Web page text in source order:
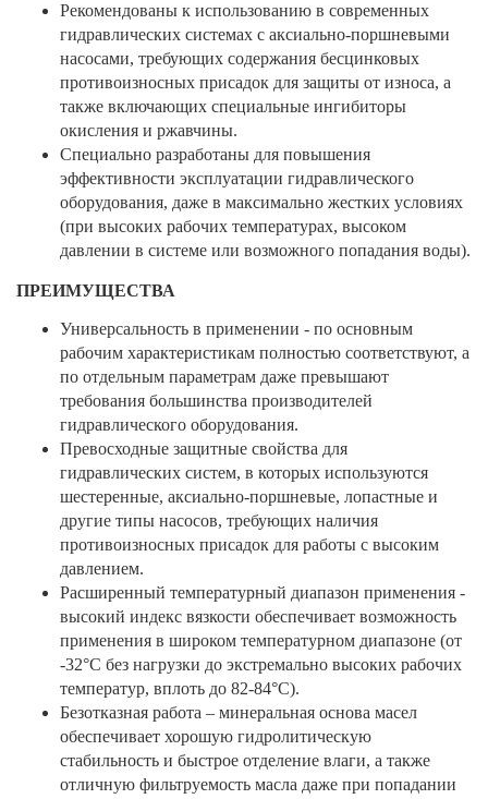
Рекомендованы к использованию в современных
гидравлических системах с аксиально-поршневыми
насосами, требующих содержания бесцинковых
противоизносных присадок для защиты от износа, а
также включающих специальные ингибиторы
окисления и ржавчины.
Специально разработаны для повышения
эффективности эксплуатации гидравлического
оборудования, даже в максимально жестких условиях
(при высоких рабочих температурах, высоком
давлении в системе или возможного попадания воды).
ПРЕИМУЩЕСТВА
Универсальность в применении - по основным
рабочим характеристикам полностью соответствуют, а
по отдельным параметрам даже превышают
требования большинства производителей
гидравлического оборудования.
Превосходные защитные свойства для
гидравлических систем, в которых используются
шестеренные, аксиально-поршневые, лопастные и
другие типы насосов, требующих наличия
противоизносных присадок для работы с высоким
давлением.
Расширенный температурный диапазон применения -
высокий индекс вязкости обеспечивает возможность
применения в широком температурном диапазоне (от
-32°C без нагрузки до экстремально высоких рабочих
температур, вплоть до 82-84°C).
Безотказная работа – минеральная основа масел
обеспечивает хорошую гидролитическую
стабильность и быстрое отделение влаги, а также
отличную фильтруемость масла даже при попадании